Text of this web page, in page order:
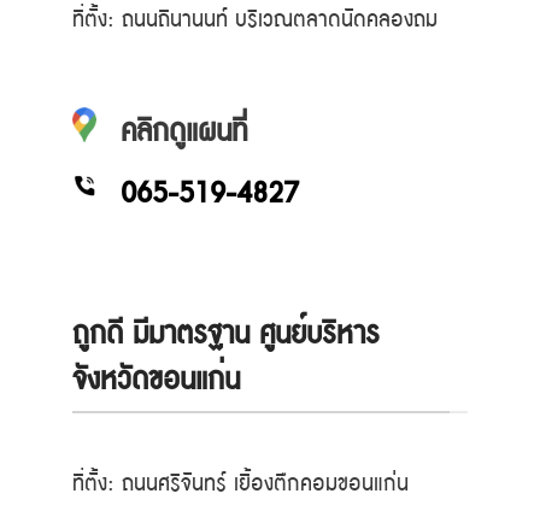
ที่ตั้ง: ถนนถีนานนท์ บริเวณตลาดนัดคลองถม
คลิกดูแผนที่
065-519-4827
ถูกดี มีมาตรฐาน ศูนย์บริหาร
จังหวัดขอนแก่น
ที่ตั้ง: ถนนศรีจันทร์ เยื้องตึกคอมขอนแก่น